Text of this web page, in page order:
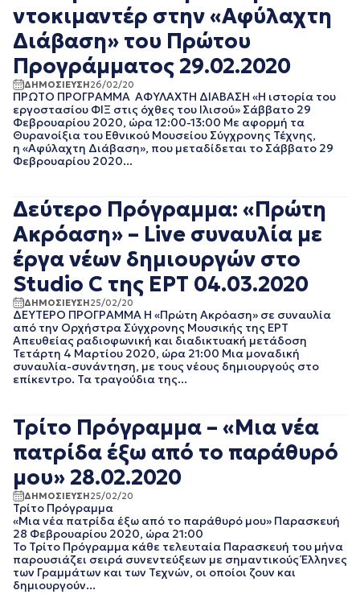
ΙΑΝΟΥΑΡΙΟΣ 2020
ΔΕΚΕΜΒΡΙΟΣ 2019
ΝΟΕΜΒΡΙΟΣ 2019
ΟΚΤΩΒΡΙΟΣ 2019
ΣΕΠΤΕΜΒΡΙΟΣ 2019
ΑΥΓΟΥΣΤΟΣ 2019
ΙΟΥΛΙΟΣ 2019
ΙΟΥΝΙΟΣ 2019
ΜΑΙΟΣ 2019
ΦΕΒΡΟΥΑΡΙΟΣ 2019
ΙΑΝΟΥΑΡΙΟΣ 2019
ΔΕΚΕΜΒΡΙΟΣ 2018
ΝΟΕΜΒΡΙΟΣ 2018
ΟΚΤΩΒΡΙΟΣ 2018
ΣΕΠΤΕΜΒΡΙΟΣ 2018
ΙΟΥΛΙΟΣ 2018
ΙΟΥΝΙΟΣ 2018
ΜΑΙΟΣ 2018
ΑΠΡΙΛΙΟΣ 2018
ΜΑΡΤΙΟΣ 2018
ΔΕΚΕΜΒΡΙΟΣ 2017
ΝΟΕΜΒΡΙΟΣ 2017
ΟΚΤΩΒΡΙΟΣ 2017
ΣΕΠΤΕΜΒΡΙΟΣ 2017
ΙΟΥΛΙΟΣ 2017
ΙΟΥΝΙΟΣ 2017
ΜΑΙΟΣ 2017
ΑΠΡΙΛΙΟΣ 2017
ντοκιμαντέρ στην «Αφύλαχτη
Διάβαση» του Πρώτου
Προγράμματος 29.02.2020
ΔΗΜΟΣΙΕΥΣΗ26/02/20
ΠΡΩΤΟ ΠΡΟΓΡΑΜΜΑ ΑΦΥΛΑΧΤΗ ΔΙΑΒΑΣΗ «Η ιστορία του
εργοστασίου ΦΙΞ στις όχθες του Ιλισού» Σάββατο 29
Φεβρουαρίου 2020, ώρα 12:00-13:00 Mε αφορμή τα
Θυρανοίξια του Εθνικού Μουσείου Σύγχρονης Τέχνης,
η «Αφύλαχτη Διάβαση», που μεταδίδεται το Σάββατο 29
Φεβρουαρίου 2020...
Δεύτερο Πρόγραμμα: «Πρώτη
Ακρόαση» – Live συναυλία με
έργα νέων δημιουργών στο
Studio C της ΕΡΤ 04.03.2020
ΔΗΜΟΣΙΕΥΣΗ25/02/20
ΔΕΥΤΕΡΟ ΠΡΟΓΡΑΜΜΑ Η «Πρώτη Ακρόαση» σε συναυλία
από την Ορχήστρα Σύγχρονης Μουσικής της ΕΡΤ
Απευθείας ραδιοφωνική και διαδικτυακή μετάδοση
Τετάρτη 4 Μαρτίου 2020, ώρα 21:00 Μια μοναδική
συναυλία-συνάντηση, με τους νέους δημιουργούς στο
επίκεντρο. Τα τραγούδια της...
Τρίτο Πρόγραμμα – «Μια νέα
πατρίδα έξω από το παράθυρό
μου» 28.02.2020
ΔΗΜΟΣΙΕΥΣΗ25/02/20
Τρίτο Πρόγραμμα
«Μια νέα πατρίδα έξω από το παράθυρό μου» Παρασκευή
28 Φεβρουαρίου 2020, ώρα 21:00
Το Τρίτο Πρόγραμμα κάθε τελευταία Παρασκευή του μήνα
παρουσιάζει σειρά συνεντεύξεων με σημαντικούς Έλληνες
των Γραμμάτων και των Τεχνών, οι οποίοι ζουν και
δημιουργούν...